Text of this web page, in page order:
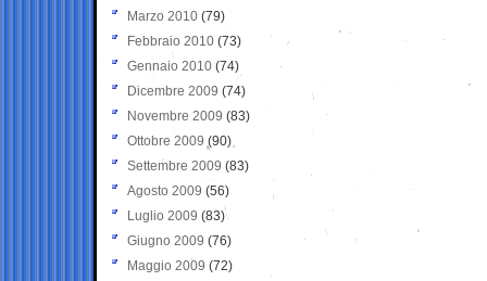
Marzo 2010 (79)
Febbraio 2010 (73)
Gennaio 2010 (74)
Dicembre 2009 (74)
Novembre 2009 (83)
Ottobre 2009 (90)
Settembre 2009 (83)
Agosto 2009 (56)
Luglio 2009 (83)
Giugno 2009 (76)
Maggio 2009 (72)